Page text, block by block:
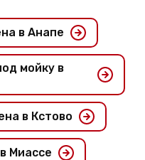
в Анапе
мойку в
в Кстово
Миассе